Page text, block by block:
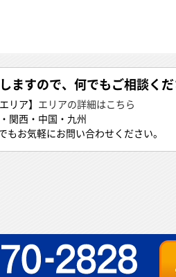
ますので、何でもご相談く
リア】 エリアの詳細はこちら
関西・中国・九州
お気軽にお問い合わせください。